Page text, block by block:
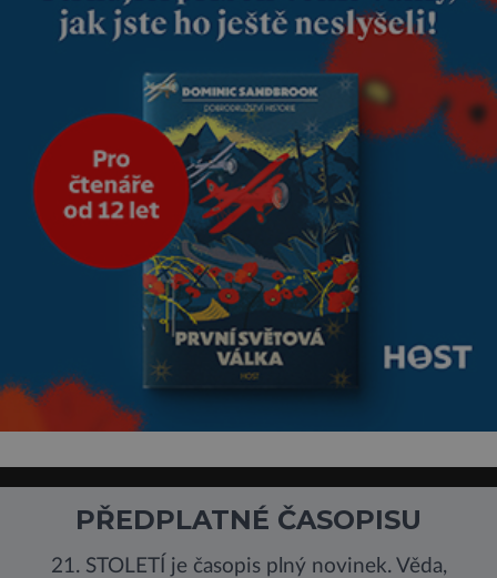
miminka měl působit především
klidně a útulně. Předškolní věk
PŘEDPLATNÉ ČASOPISU
21. STOLETÍ je časopis plný novinek. Věda,